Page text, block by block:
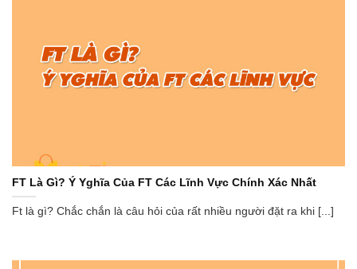
FT Là Gì? Ý Yghĩa Của FT Các Lĩnh Vực Chính Xác Nhất
Ft là gì? Chắc chắn là câu hỏi của rất nhiều người đặt ra khi [...]